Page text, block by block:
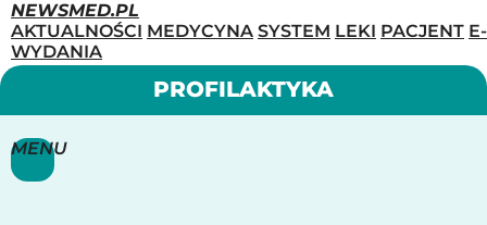
NEWSMED.PL
AKTUALNOŚCI MEDYCYNA SYSTEM LEKI PACJENT E-
WYDANIA
MENU
PROFILAKTYKA